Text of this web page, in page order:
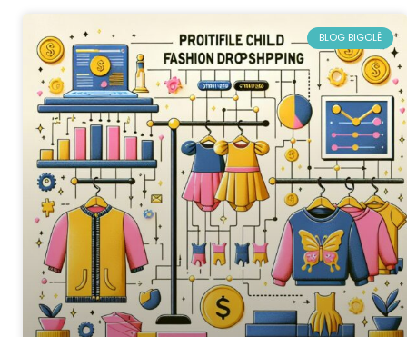
BLOG BIGOLÊ